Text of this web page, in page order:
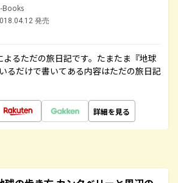
Books
発売
るただの旅日記です。たまたま『地球
るだけで書いてある内容はただの旅日記
詳細を見る